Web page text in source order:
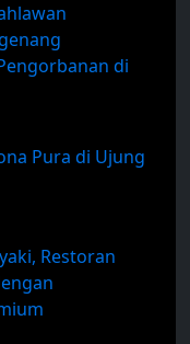
di
Pura di Ujung
Restoran